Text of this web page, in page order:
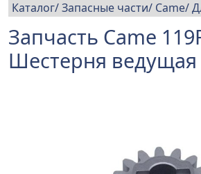
Каталог Запасные части Came
Запчасть Came
Шестерня ведущая